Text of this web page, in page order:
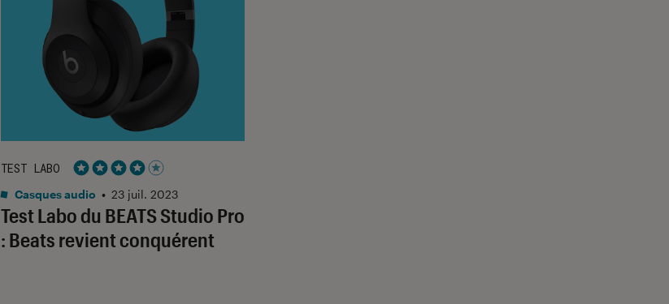
Test Labo du BEATS Studio Pro
: Beats revient conquérent
TEST LABO
Noté 4 étoiles sur 5
Casques audio • 23 juil. 2023